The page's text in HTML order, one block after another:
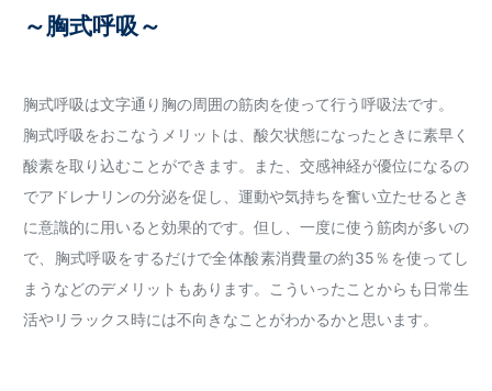
～胸式呼吸～
胸式呼吸は文字通り胸の周囲の筋肉を使って行う呼吸法です。
胸式呼吸をおこなうメリットは、酸欠状態になったときに素早く
酸素を取り込むことができます。また、交感神経が優位になるの
でアドレナリンの分泌を促し、運動や気持ちを奮い立たせるとき
に意識的に用いると効果的です。但し、一度に使う筋肉が多いの
で、胸式呼吸をするだけで全体酸素消費量の約35％を使ってし
まうなどのデメリットもあります。こういったことからも日常生
活やリラックス時には不向きなことがわかるかと思います。